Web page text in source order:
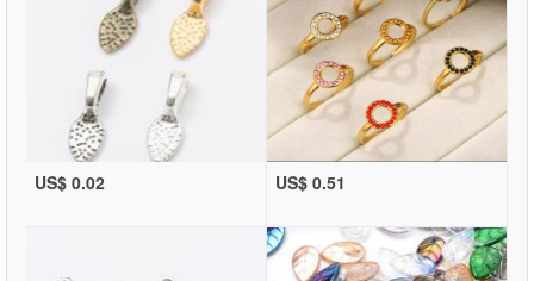
US$ 0.02 US$ 0.51